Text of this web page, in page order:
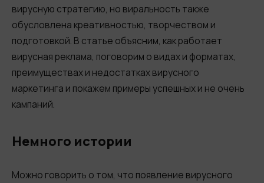
Сервис подтверждения номера
телефона
Интеграция с IP телефонией
Расширенный пакет поддержки SLA
Телефонная аналитика для бизнеса
вирусную стратегию, но виральность также
обусловлена креативностью, творчеством и
подготовкой. В статье объясним, как работает
вирусная реклама, поговорим о видах и форматах,
преимуществах и недостатках вирусного
маркетинга и покажем примеры успешных и не очень
кампаний.
Немного истории
Можно говорить о том, что появление вирусного